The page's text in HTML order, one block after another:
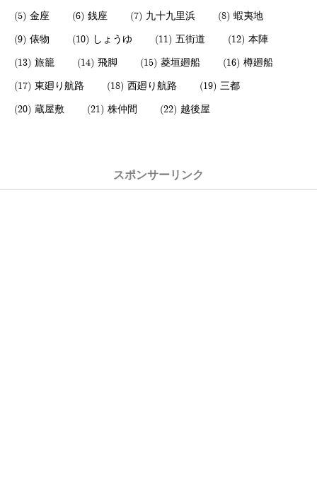
金座 銭座 九十九里浜 蝦夷地
俵物 しょうゆ 五街道 本陣
旅籠 飛脚 菱垣廻船 樽廻船
東廻り航路 西廻り航路 三都
蔵屋敷 株仲間 越後屋